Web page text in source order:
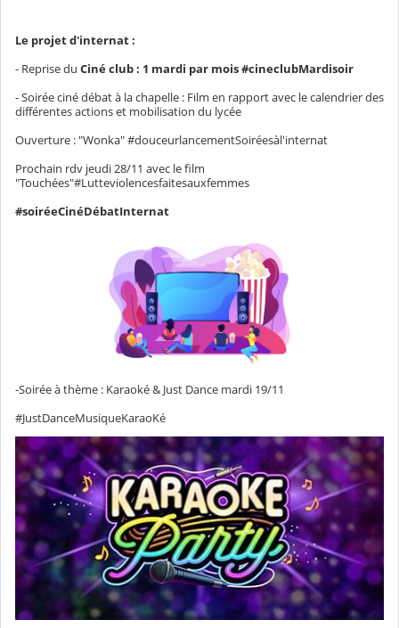
Le projet d'internat :
- Reprise du Ciné club : 1 mardi par mois #cineclubMardisoir
- Soirée ciné débat à la chapelle : Film en rapport avec le calendrier des
différentes actions et mobilisation du lycée
Ouverture : "Wonka" #douceurlancementSoiréesàl'internat
Prochain rdv jeudi 28/11 avec le film
"Touchées"#Lutteviolencesfaitesauxfemmes
#soiréeCinéDébatInternat
-Soirée à thème : Karaoké & Just Dance mardi 19/11
#JustDanceMusiqueKaraoKé